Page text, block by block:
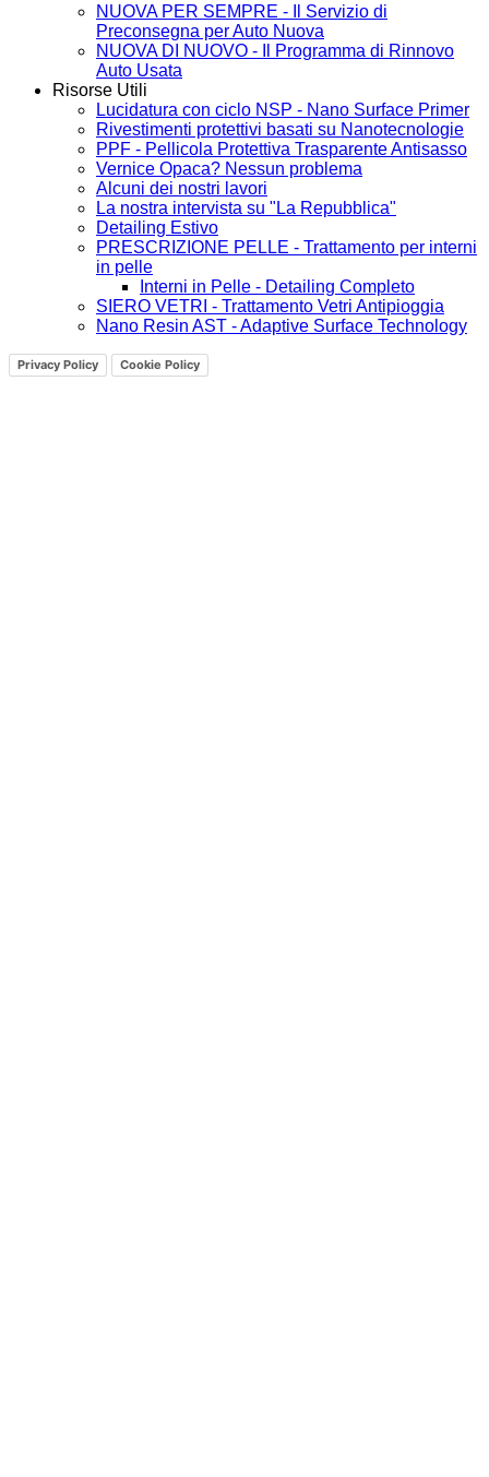
NUOVA PER SEMPRE - Il Servizio di
Preconsegna per Auto Nuova
NUOVA DI NUOVO - Il Programma di Rinnovo
Auto Usata
Risorse Utili
Lucidatura con ciclo NSP - Nano Surface Primer
Rivestimenti protettivi basati su Nanotecnologie
PPF - Pellicola Protettiva Trasparente Antisasso
Vernice Opaca? Nessun problema
Alcuni dei nostri lavori
La nostra intervista su "La Repubblica"
Detailing Estivo
PRESCRIZIONE PELLE - Trattamento per interni
in pelle
Interni in Pelle - Detailing Completo
SIERO VETRI - Trattamento Vetri Antipioggia
Nano Resin AST - Adaptive Surface Technology
Privacy Policy Cookie Policy